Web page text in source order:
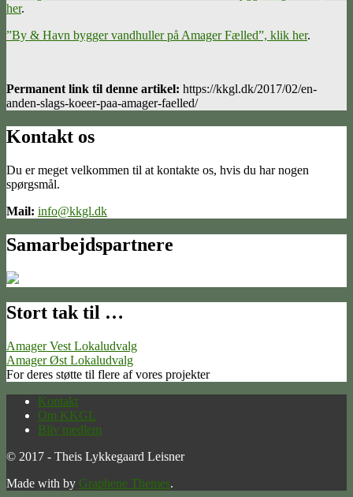
her.
”By & Havn bygger vandhuller på Amager Fælled”, klik her.
Permanent link til denne artikel: https://kkgl.dk/2017/02/en-
anden-slags-koeer-paa-amager-faelled/
Kontakt os
Du er meget velkommen til at kontakte os, hvis du har nogen
spørgsmål.
Mail: info@kkgl.dk
Samarbejdspartnere
Stort tak til …
Amager Vest Lokaludvalg
Amager Øst Lokaludvalg
For deres støtte til flere af vores projekter
Kontakt
Om KKGL
Bliv medlem
© 2017 - Theis Lykkegaard Leisner
Made with by Graphene Themes.